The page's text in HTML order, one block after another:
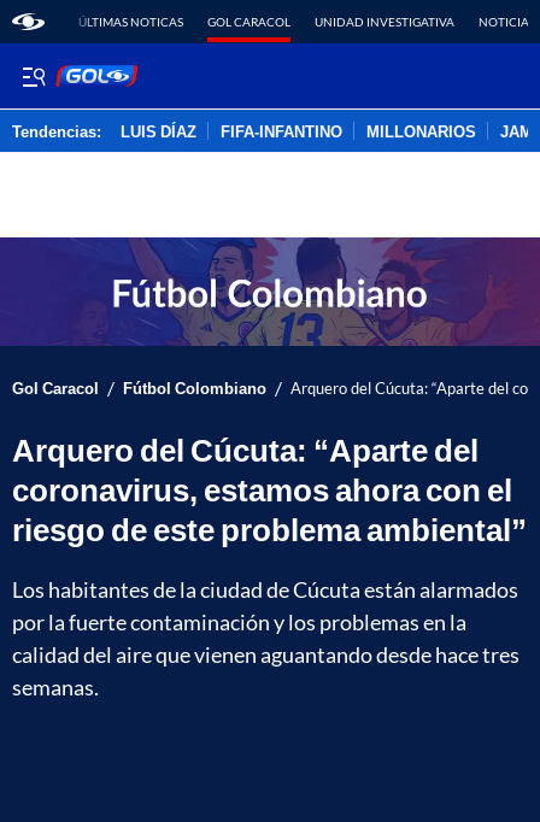
ÚLTIMAS NOTICAS GOL CARACOL UNIDAD INVESTIGATIVA NOTICIAS
Tendencias: LUIS DÍAZ FIFA-INFANTINO MILLONARIOS
Gol Caracol / Fútbol Colombiano / Arquero del Cúcuta: “Aparte del
Arquero del Cúcuta: “Aparte del
coronavirus, estamos ahora con el
riesgo de este problema ambiental”
Los habitantes de la ciudad de Cúcuta están alarmados
por la fuerte contaminación y los problemas en la
calidad del aire que vienen aguantando desde hace tres
semanas.